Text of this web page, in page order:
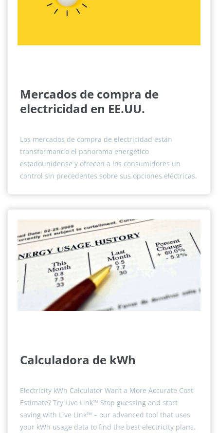
Mercados de compra de
electricidad en EE.UU.
Los mercados de compra de electricidad están
transformando el panorama energético
estadounidense y ofrecen a los consumidores un
control sin precedentes sobre sus opciones eléctricas.
Calculadora de kWh
Electricity kWh Calculator Want a More Accurate Cost
Estimate? Try Live Link™ Stop guessing and start
saving with Live Link™ – our advanced tool that uses
your kWh usage data to find the best electricity plans.